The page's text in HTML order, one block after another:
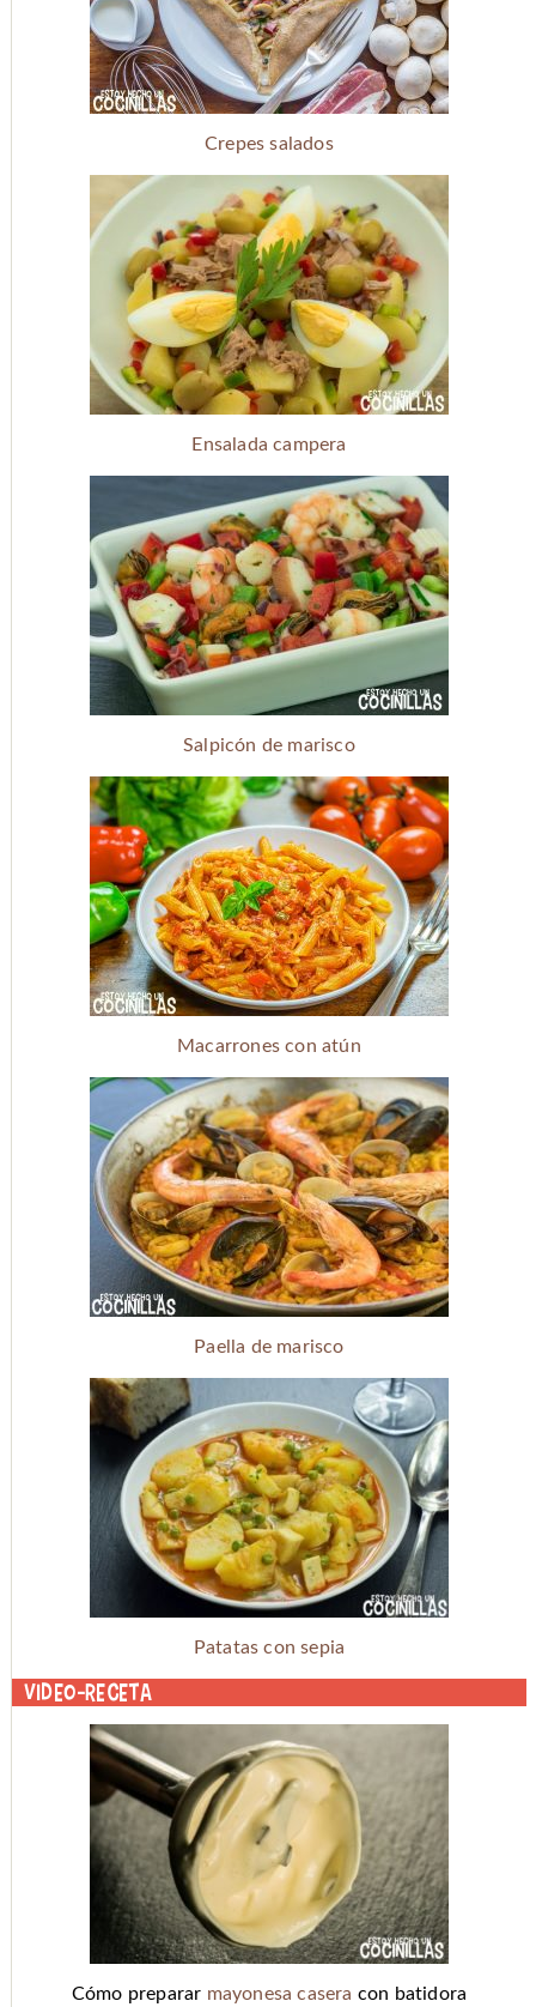
Crepes salados
Ensalada campera
Salpicón de marisco
Macarrones con atún
Paella de marisco
Patatas con sepia
Video-receta
Cómo preparar mayonesa casera con batidora